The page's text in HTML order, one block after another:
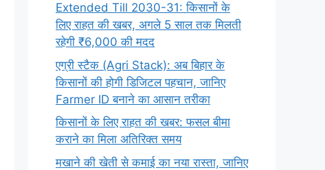
Extended Till 2030-31: किसानों के
लिए राहत की खबर, अगले 5 साल तक मिलती
रहेगी ₹6,000 की मदद
एग्री स्टैक (Agri Stack): अब बिहार के
किसानों की होगी डिजिटल पहचान, जानिए
Farmer ID बनाने का आसान तरीका
किसानों के लिए राहत की खबर: फसल बीमा
कराने का मिला अतिरिक्त समय
मखाने की खेती से कमाई का नया रास्ता, जानिए